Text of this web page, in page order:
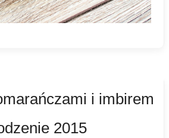
i imbirem
2015